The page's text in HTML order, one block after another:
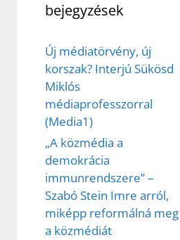
bejegyzések
Új médiatörvény, új
korszak? Interjú Sükösd
Miklós
médiaprofesszorral
(Media1)
„A közmédia a
demokrácia
immunrendszere” –
Szabó Stein Imre arról,
miképp reformálná meg
a közmédiát